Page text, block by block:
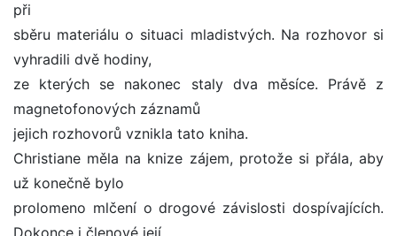
při
sběru materiálu o situaci mladistvých. Na rozhovor si
vyhradili dvě hodiny,
ze kterých se nakonec staly dva měsíce. Právě z
magnetofonových záznamů
jejich rozhovorů vznikla tato kniha.
Christiane měla na knize zájem, protože si přála, aby
už konečně bylo
prolomeno mlčení o drogové závislosti dospívajících.